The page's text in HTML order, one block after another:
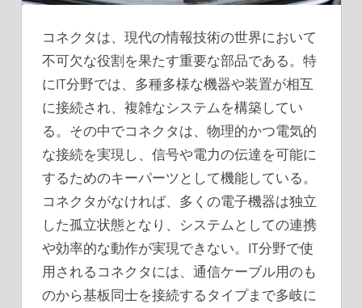
コネクタは、現代の情報技術の世界において
不可欠な役割を果たす重要な部品である。 特
にIT分野では、多種多様な機器や装置が相互
に接続され、複雑なシステムを構築してい
る。その中でコネクタは、物理的かつ電気的
な接続を実現し、信号や電力の伝達を可能に
するためのキーパーツとして機能している。
コネクタがなければ、多くの電子機器は独立
した孤立状態となり、システムとしての連携
や効率的な動作が実現できない。IT分野で使
用されるコネクタには、通信ケーブル用のも
のから基板同士を接続するタイプまで多岐に